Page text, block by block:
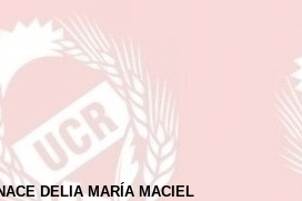
DELIA MARÍA MACIEL